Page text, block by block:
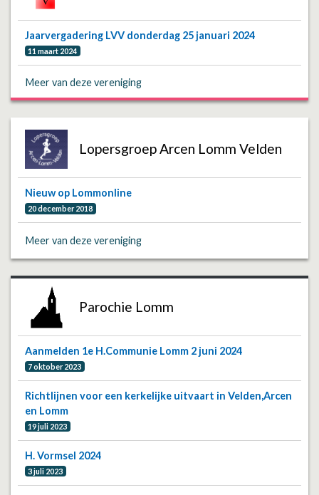
Jaarvergadering LVV donderdag 25 januari 2024
11 maart 2024
Meer van deze vereniging
Lopersgroep Arcen Lomm Velden
Nieuw op Lommonline
20 december 2018
Meer van deze vereniging
Parochie Lomm
Aanmelden 1e H.Communie Lomm 2 juni 2024
7 oktober 2023
Richtlijnen voor een kerkelijke uitvaart in Velden,Arcen
en Lomm
19 juli 2023
H. Vormsel 2024
3 juli 2023